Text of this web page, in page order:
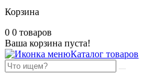
Корзина
0 0 товаров
Ваша корзина пуста!
Каталог товаров